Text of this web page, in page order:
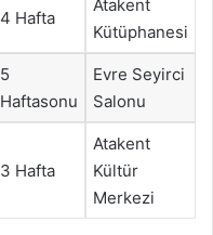
4 Hafta
Atakent
Kütüphanesi
5
Haftasonu
Evre Seyirci
Salonu
3 Hafta
Atakent
Kültür
Merkezi